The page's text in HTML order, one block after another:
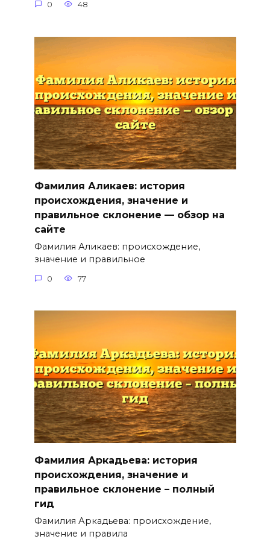
0 48
Фамилия Аликаев: история
происхождения, значение и
правильное склонение — обзор на
сайте
Фамилия Аликаев: происхождение,
значение и правильное
0 77
Фамилия Аркадьева: история
происхождения, значение и
правильное склонение – полный
гид
Фамилия Аркадьева: происхождение,
значение и правила